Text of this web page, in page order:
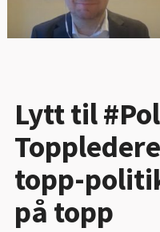
Lytt til
topp-
på topp